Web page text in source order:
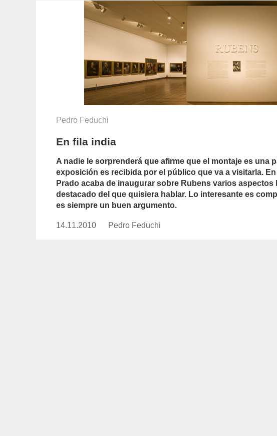
Pedro Feduchi
En fila india
A nadie le sorprenderá que afirme que el montaje es una
exposición es recibida por el público que va a visitarla. En
Prado acaba de inaugurar sobre Rubens varios
destacado del que quisiera hablar. Lo interesante es
es siempre un buen argumento.
Publicado
14.11.2010 https://www.experimenta.es/author/
Pedro Feduchi